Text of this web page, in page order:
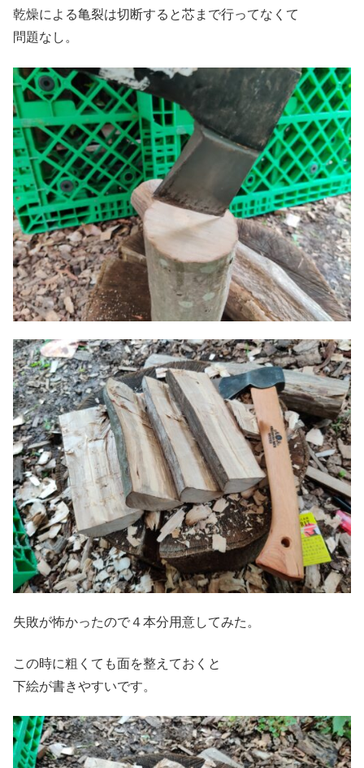
乾燥による亀裂は切断すると芯まで行ってなくて
問題なし。
失敗が怖かったので４本分用意してみた。
この時に粗くても面を整えておくと
下絵が書きやすいです。